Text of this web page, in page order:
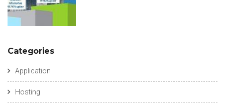
Categories
Application
Hosting